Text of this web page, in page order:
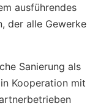
ausführendes
der alle Gewerke
Sanierung als
Kooperation mit